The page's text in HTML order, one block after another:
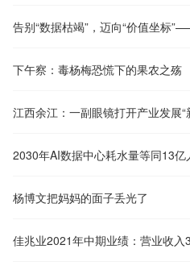
下午察：毒杨梅恐慌下的果农之殇
杨博文把妈妈的面子丢光了